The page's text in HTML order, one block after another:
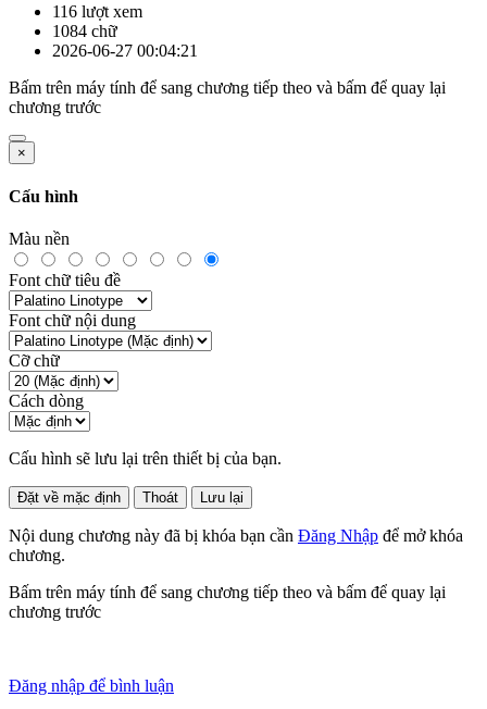
116 lượt xem
1084 chữ
2026-06-27 00:04:21
Bấm trên máy tính để sang chương tiếp theo và bấm để quay lại
chương trước
×
Cấu hình
Màu nền
Font chữ tiêu đề
Font chữ nội dung
Cỡ chữ
Cách dòng
Cấu hình sẽ lưu lại trên thiết bị của bạn.
Đặt về mặc định Thoát Lưu lại
Nội dung chương này đã bị khóa bạn cần Đăng Nhập để mở khóa
chương.
Bấm trên máy tính để sang chương tiếp theo và bấm để quay lại
chương trước
Đăng nhập để bình luận